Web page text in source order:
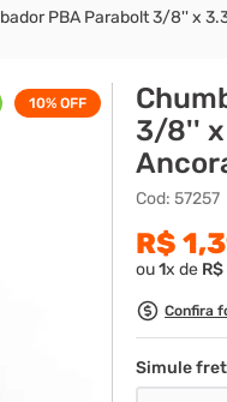
PBA Parabolt 3/8'' x
10%OFF
3/8''
Cod:57257
R$ 1,
ou1x de R$
Confira